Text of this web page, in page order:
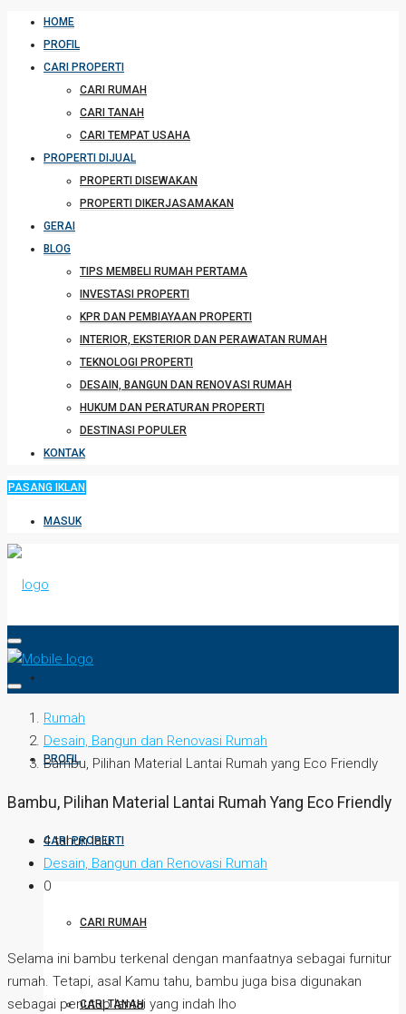
HOME
PROFIL
CARI PROPERTI
CARI RUMAH
CARI TANAH
CARI TEMPAT USAHA
PROPERTI DIJUAL
PROPERTI DISEWAKAN
PROPERTI DIKERJASAMAKAN
GERAI
BLOG
TIPS MEMBELI RUMAH PERTAMA
INVESTASI PROPERTI
KPR DAN PEMBIAYAAN PROPERTI
INTERIOR, EKSTERIOR DAN PERAWATAN RUMAH
TEKNOLOGI PROPERTI
DESAIN, BANGUN DAN RENOVASI RUMAH
HUKUM DAN PERATURAN PROPERTI
DESTINASI POPULER
KONTAK
PASANG IKLAN
MASUK
PROFIL
CARI PROPERTI
CARI RUMAH
CARI TANAH
Rumah
Desain, Bangun dan Renovasi Rumah
Bambu, Pilihan Material Lantai Rumah yang Eco Friendly
Bambu, Pilihan Material Lantai Rumah Yang Eco Friendly
4 tahun lalu
Desain, Bangun dan Renovasi Rumah
0
Selama ini bambu terkenal dengan manfaatnya sebagai furnitur
rumah. Tetapi, asal Kamu tahu, bambu juga bisa digunakan
sebagai penutup lantai yang indah lho